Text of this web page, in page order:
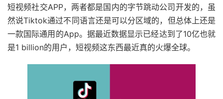
短视频社交APP，两者都是国内的字节跳动公司开发的，虽
然说Tiktok通过不同语言还是可以分区域的，但总体上还是
一款国际通用的App。据最近数据显示已经达到了10亿也就
是1 billion的用户，短视频这东西最近真的火爆全球。